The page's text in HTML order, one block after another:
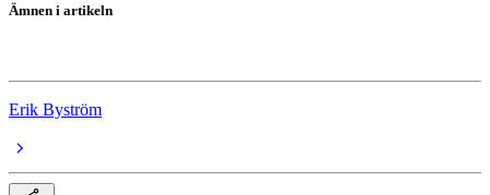
Ämnen i artikeln
Erik Byström